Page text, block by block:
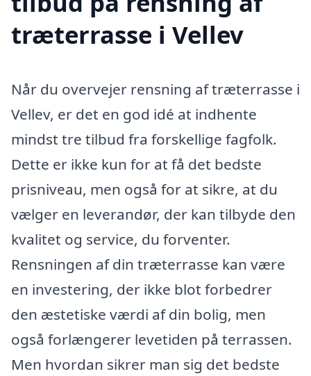
træterrasse i Vellev
Når du overvejer rensning af træterrasse i
Vellev, er det en god idé at indhente
mindst tre tilbud fra forskellige fagfolk.
Dette er ikke kun for at få det bedste
prisniveau, men også for at sikre, at du
vælger en leverandør, der kan tilbyde den
kvalitet og service, du forventer.
Rensningen af din træterrasse kan være
en investering, der ikke blot forbedrer
den æstetiske værdi af din bolig, men
også forlængerer levetiden på terrassen.
Men hvordan sikrer man sig det bedste